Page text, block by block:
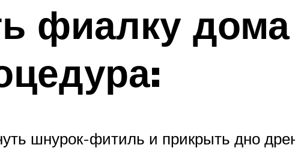
фиалку
шнурок-фитиль и прикрыть дно